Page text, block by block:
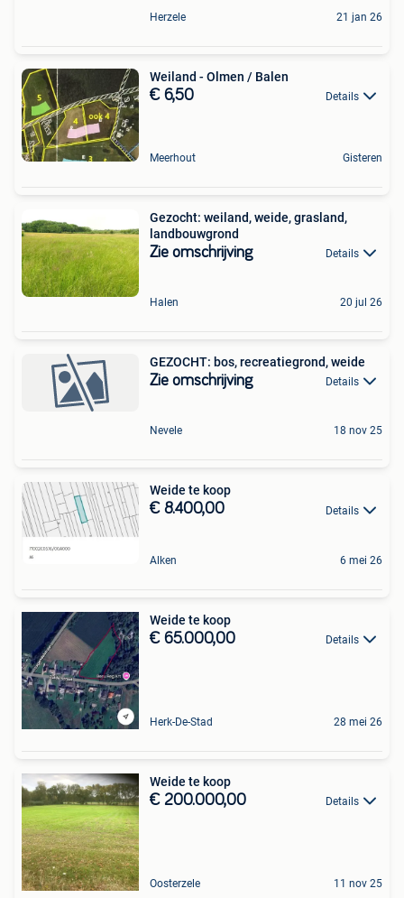
Herzele 21 jan 26
Weiland - Olmen / Balen
€ 6,50 Details
Meerhout Gisteren
Gezocht: weiland, weide, grasland,
landbouwgrond
Zie omschrijving Details
Halen 20 jul 26
GEZOCHT: bos, recreatiegrond, weide
Zie omschrijving Details
Nevele 18 nov 25
Weide te koop
€ 8.400,00 Details
Alken 6 mei 26
Weide te koop
€ 65.000,00 Details
Herk-De-Stad 28 mei 26
Weide te koop
€ 200.000,00 Details
Oosterzele 11 nov 25